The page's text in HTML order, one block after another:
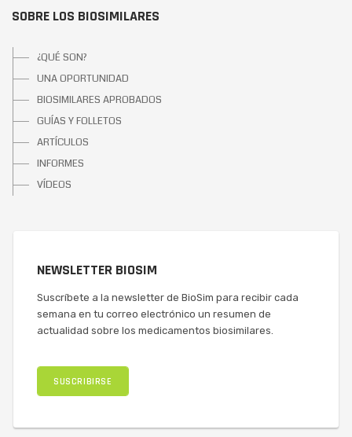
SOBRE LOS BIOSIMILARES
¿QUÉ SON?
UNA OPORTUNIDAD
BIOSIMILARES APROBADOS
GUÍAS Y FOLLETOS
ARTÍCULOS
INFORMES
VÍDEOS
NEWSLETTER BIOSIM
Suscríbete a la newsletter de BioSim para recibir cada
semana en tu correo electrónico un resumen de
actualidad sobre los medicamentos biosimilares.
SUSCRIBIRSE